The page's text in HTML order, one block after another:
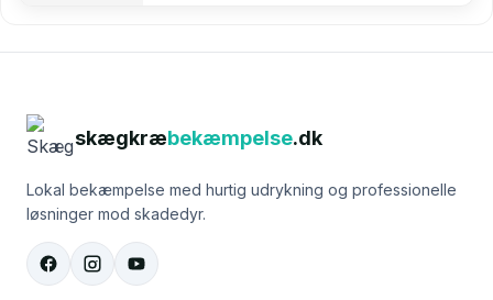
skægkræbekæmpelse.dk
Lokal bekæmpelse med hurtig udrykning og professionelle
løsninger mod skadedyr.